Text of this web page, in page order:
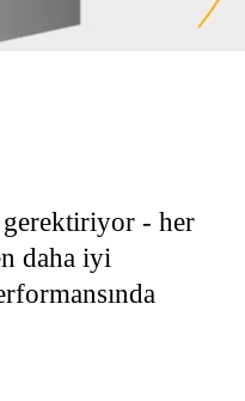
gerektiriyor - her
daha iyi